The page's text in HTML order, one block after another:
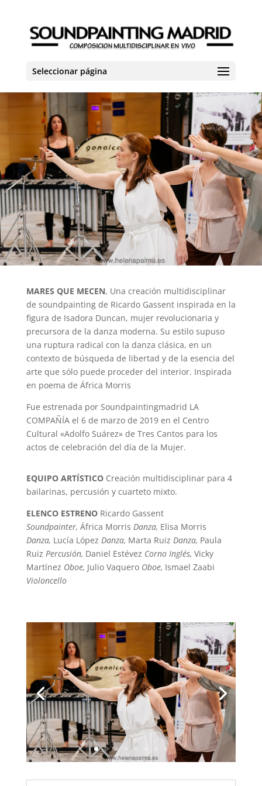
Seleccionar página
MARES QUE MECEN, Una creación multidisciplinar
de soundpainting de Ricardo Gassent inspirada en la
figura de Isadora Duncan, mujer revolucionaria y
precursora de la danza moderna. Su estilo supuso
una ruptura radical con la danza clásica, en un
contexto de búsqueda de libertad y de la esencia del
arte que sólo puede proceder del interior. Inspirada
en poema de África Morris
Fue estrenada por Soundpaintingmadrid LA
COMPAÑÍA el 6 de marzo de 2019 en el Centro
Cultural «Adolfo Suárez» de Tres Cantos para los
actos de celebración del día de la Mujer.
EQUIPO ARTÍSTICO Creación multidisciplinar para 4
bailarinas, percusión y cuarteto mixto.
ELENCO ESTRENO Ricardo Gassent
Soundpainter, África Morris Danza, Elisa Morris
Danza, Lucía López Danza, Marta Ruiz Danza, Paula
Ruiz Percusión, Daniel Estévez Corno Inglés, Vicky
Martínez Oboe, Julio Vaquero Oboe, Ismael Zaabi
Violoncello